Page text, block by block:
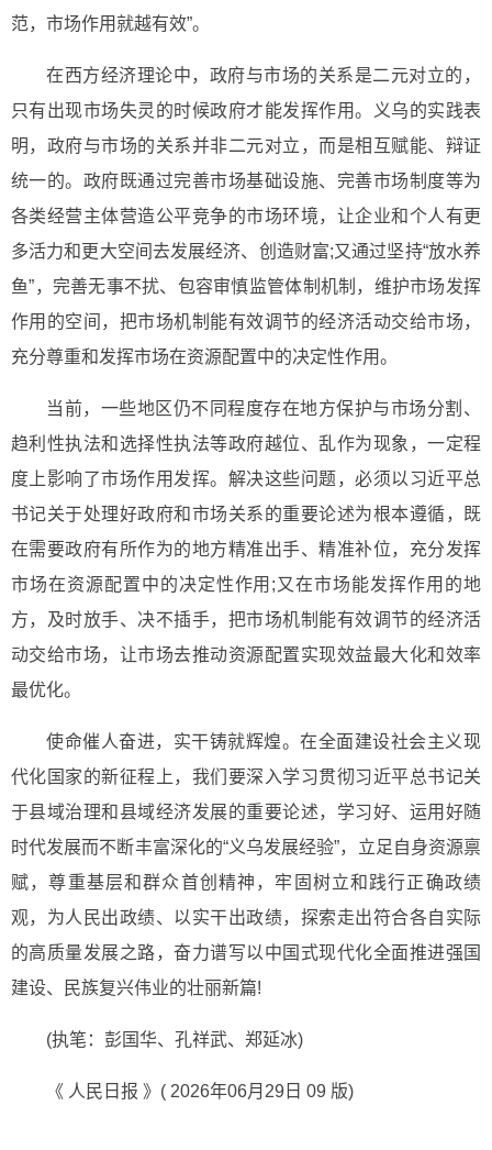
范，市场作用就越有效”。
在西方经济理论中，政府与市场的关系是二元对立的，
只有出现市场失灵的时候政府才能发挥作用。义乌的实践表
明，政府与市场的关系并非二元对立，而是相互赋能、辩证
统一的。政府既通过完善市场基础设施、完善市场制度等为
各类经营主体营造公平竞争的市场环境，让企业和个人有更
多活力和更大空间去发展经济、创造财富;又通过坚持“放水养
鱼”，完善无事不扰、包容审慎监管体制机制，维护市场发挥
作用的空间，把市场机制能有效调节的经济活动交给市场，
充分尊重和发挥市场在资源配置中的决定性作用。
当前，一些地区仍不同程度存在地方保护与市场分割、
趋利性执法和选择性执法等政府越位、乱作为现象，一定程
度上影响了市场作用发挥。解决这些问题，必须以习近平总
书记关于处理好政府和市场关系的重要论述为根本遵循，既
在需要政府有所作为的地方精准出手、精准补位，充分发挥
市场在资源配置中的决定性作用;又在市场能发挥作用的地
方，及时放手、决不插手，把市场机制能有效调节的经济活
动交给市场，让市场去推动资源配置实现效益最大化和效率
最优化。
使命催人奋进，实干铸就辉煌。在全面建设社会主义现
代化国家的新征程上，我们要深入学习贯彻习近平总书记关
于县域治理和县域经济发展的重要论述，学习好、运用好随
时代发展而不断丰富深化的“义乌发展经验”，立足自身资源禀
赋，尊重基层和群众首创精神，牢固树立和践行正确政绩
观，为人民出政绩、以实干出政绩，探索走出符合各自实际
的高质量发展之路，奋力谱写以中国式现代化全面推进强国
建设、民族复兴伟业的壮丽新篇!
(执笔：彭国华、孔祥武、郑延冰)
《 人民日报 》( 2026年06月29日 09 版)